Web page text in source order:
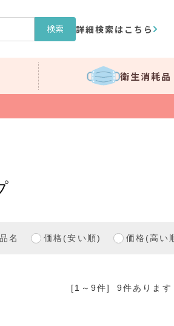
検索 詳細検索はこちら
衛生消耗品
名 価格(安い順) 価格(高い
[1～9件] 9件あります